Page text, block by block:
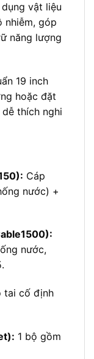
vật liệu
nhiễm, góp
năng lượng
19 inch
hoặc đặt
thích nghi
Cáp
nước) +
nước,
tai cố định
1 bộ gồm